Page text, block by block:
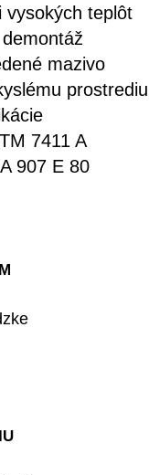
vysokých teplôt
mazivo
prostrediu
7411 A
907 E 80